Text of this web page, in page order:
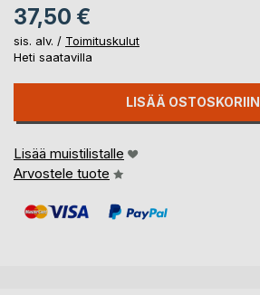
37,50 €
sis. alv. / Toimituskulut
Heti saatavilla
LISÄÄ OSTOSKORIIN
Lisää muistilistalle
Arvostele tuote